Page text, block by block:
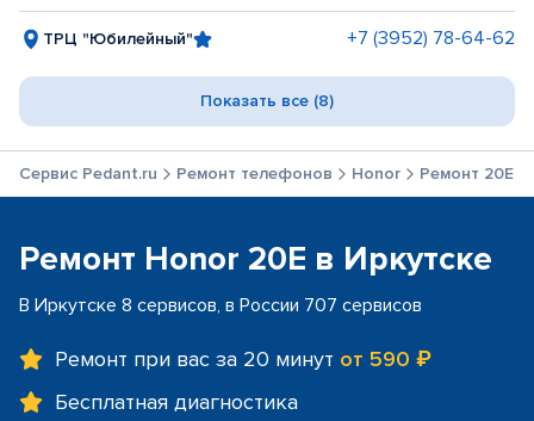
ТРЦ "Юбилейный" +7 (3952) 78-64-62
Показать все (8)
Сервис Pedant.ru Ремонт телефонов Honor Ремонт 20E
Ремонт Honor 20E в Иркутске
В Иркутске 8 сервисов, в России 707 сервисов
Ремонт при вас за 20 минут от 590 ₽
Бесплатная диагностика